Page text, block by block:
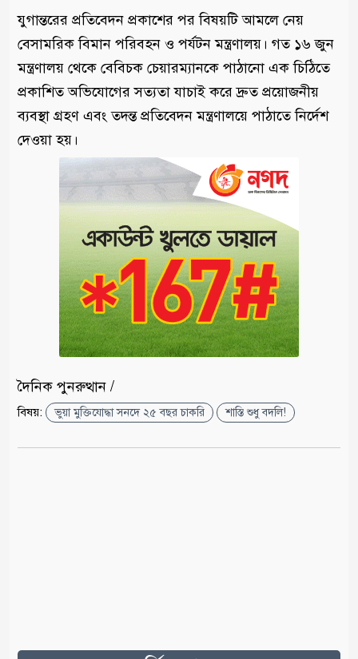
যুগান্তরের প্রতিবেদন প্রকাশের পর বিষয়টি আমলে নেয়
বেসামরিক বিমান পরিবহন ও পর্যটন মন্ত্রণালয়। গত ১৬ জুন
মন্ত্রণালয় থেকে বেবিচক চেয়ারম্যানকে পাঠানো এক চিঠিতে
প্রকাশিত অভিযোগের সত্যতা যাচাই করে দ্রুত প্রয়োজনীয়
ব্যবস্থা গ্রহণ এবং তদন্ত প্রতিবেদন মন্ত্রণালয়ে পাঠাতে নির্দেশ
দেওয়া হয়।
দৈনিক পুনরুত্থান /
বিষয়: ভুয়া মুক্তিযোদ্ধা সনদে ২৫ বছর চাকরি শাস্তি শুধু বদলি!